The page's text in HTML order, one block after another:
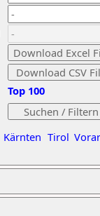
Kärnten Tirol
Top 100